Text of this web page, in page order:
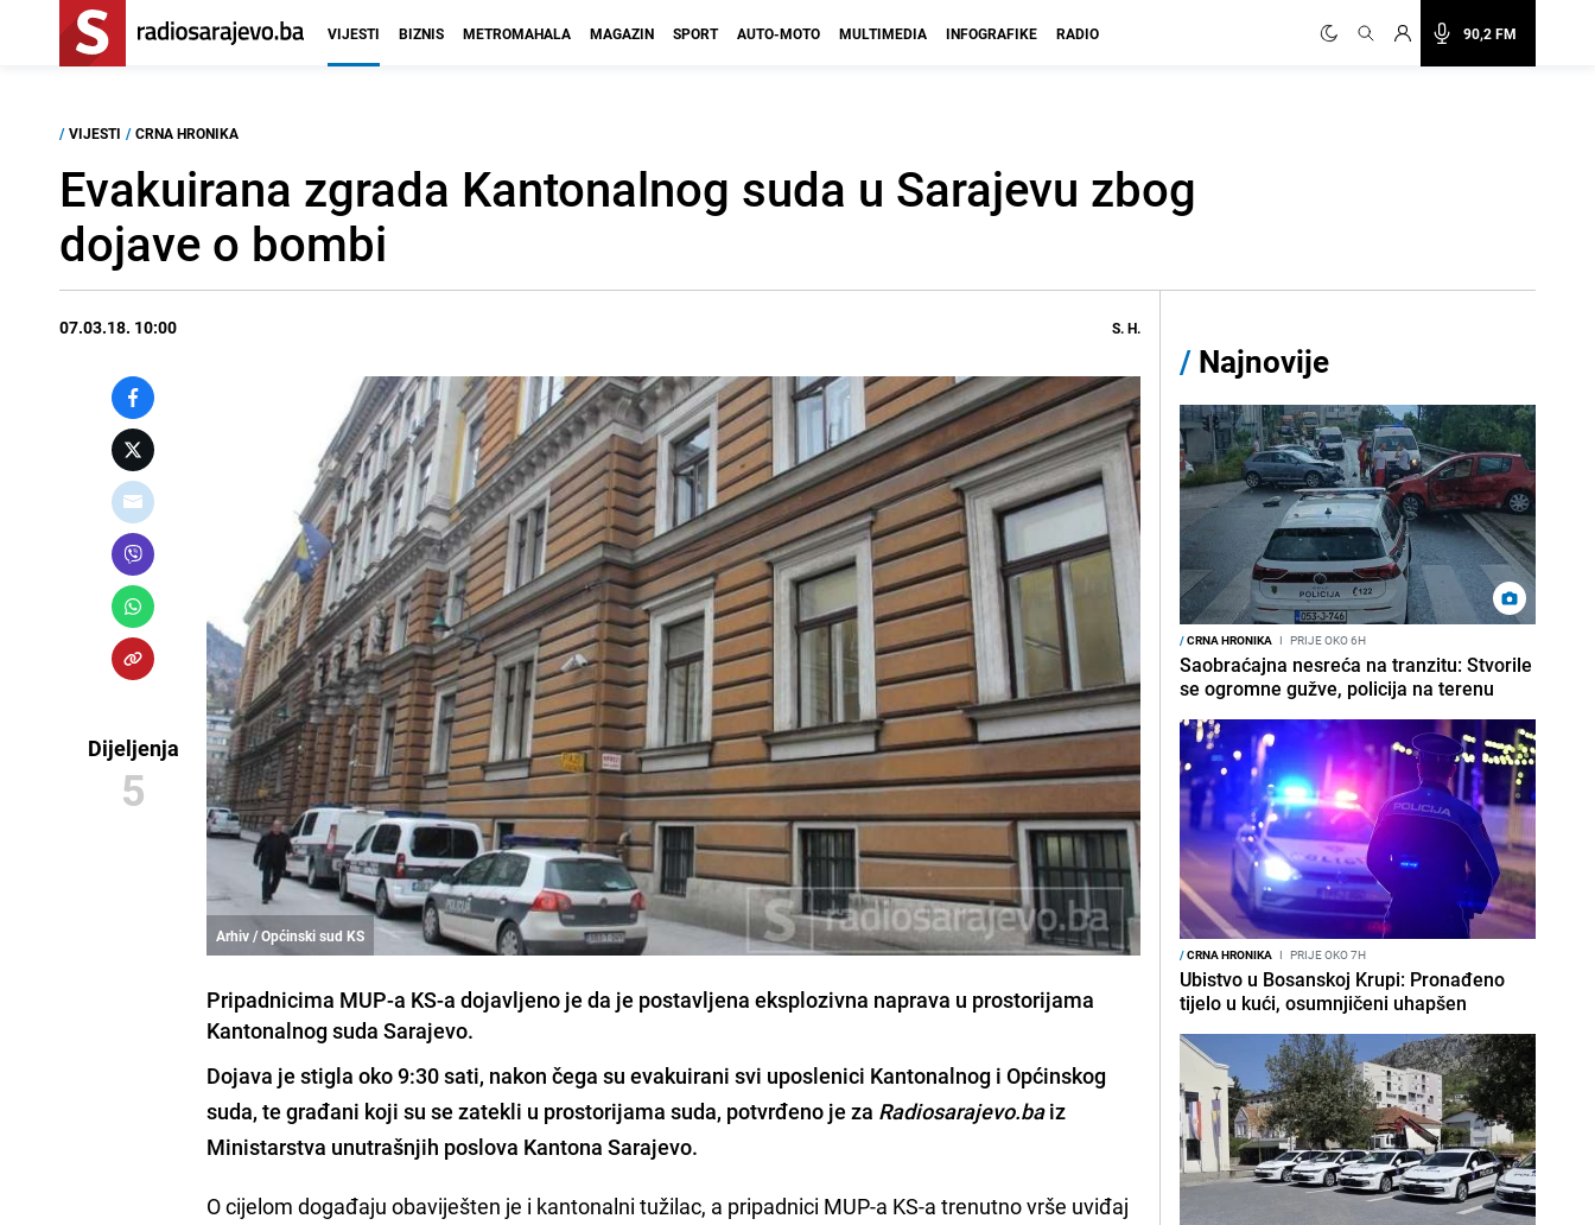
90,2 FM
VIJESTI BIZNIS METROMAHALA MAGAZIN SPORT AUTO-MOTO MULTIMEDIA INFOGRAFIKE RADIO
/ VIJESTI / CRNA HRONIKA
Evakuirana zgrada Kantonalnog suda u Sarajevu zbog
dojave o bombi
07.03.18. 10:00 S. H.
Dijeljenja
5
Arhiv / Općinski sud KS
Pripadnicima MUP-a KS-a dojavljeno je da je postavljena eksplozivna naprava u prostorijama
Kantonalnog suda Sarajevo.
Dojava je stigla oko 9:30 sati, nakon čega su evakuirani svi uposlenici Kantonalnog i Općinskog
suda, te građani koji su se zatekli u prostorijama suda, potvrđeno je za Radiosarajevo.baiz
Ministarstva unutrašnjih poslova Kantona Sarajevo.
O cijelom događaju obaviješten je i kantonalni tužilac, a pripadnici MUP-a KS-a trenutno vrše uviđaj
/ Najnovije
/CRNA HRONIKA I PRIJE OKO 6H
Saobraćajna nesreća na tranzitu: Stvorile
se ogromne gužve, policija na terenu
/CRNA HRONIKA I PRIJE OKO 7H
Ubistvo u Bosanskoj Krupi: Pronađeno
tijelo u kući, osumnjičeni uhapšen